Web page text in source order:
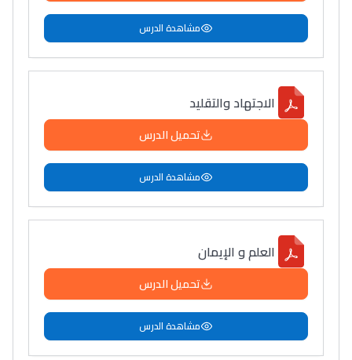
مشاهدة الدرس
الاجتهاد والتقليد
تحميل الدرس
مشاهدة الدرس
العلم و الإيمان
تحميل الدرس
مشاهدة الدرس